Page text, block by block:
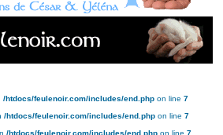
/htdocs/feulenoir.com/includes/end.phpon line 7
/htdocs/feulenoir.com/includes/end.phpon line 7
/htdocs/feulenoir.com/includes/end.php on line 7